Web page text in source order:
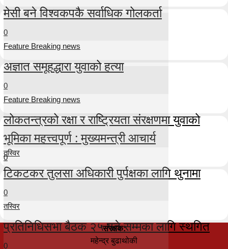
मेसी बने विश्वकपकै सर्वाधिक गोलकर्ता
0
Feature Breaking news
अज्ञात समूहद्धारा युवाको हत्या
0
Feature Breaking news
लोकतन्त्रको रक्षा र राष्ट्रियता संरक्षणमा युवाको
भूमिका महत्त्वपूर्ण : मुख्यमन्त्री आचार्य
0
तस्विर
टिकटकर तुलसा अधिकारी पुर्पक्षका लागि थुनामा
0
तस्विर
प्रतिनिधिसभा बैठक २५ गते सम्मका लागि स्थगित
0
संरक्षक:
महेन्द्र बुढाथोकी